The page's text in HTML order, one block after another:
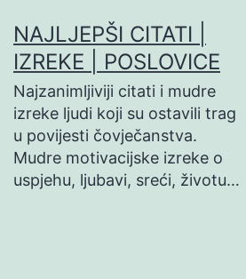
na
sadržaj
NAJLJEPŠI CITATI |
IZREKE | POSLOVICE
Najzanimljiviji citati i mudre
izreke ljudi koji su ostavili trag
u povijesti čovječanstva.
Mudre motivacijske izreke o
uspjehu, ljubavi, sreći, životu…